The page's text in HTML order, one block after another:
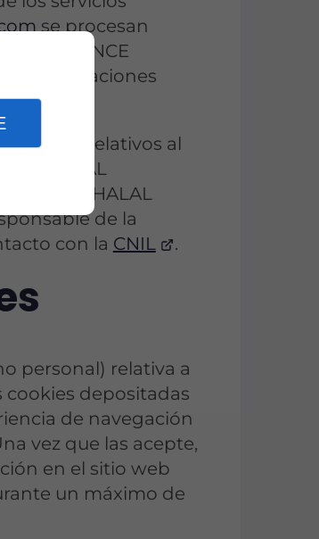
se procesan
ASSURANCE
sus aplicaciones
relativos al
por HALAL
con HALAL
de la
con la CNIL .
personal) relativa a
cookies depositadas
de navegación
vez que las acepte,
en el sitio web
un máximo de